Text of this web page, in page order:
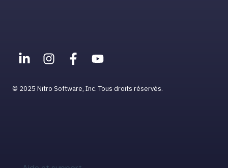
© 2025 Nitro Software, Inc. Tous droits réservés.